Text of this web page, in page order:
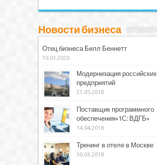
Новости бизнеса
Отец бизнеса Билл Беннетт
10.03.2020
Модернизация российских
предприятий
21.05.2018
Поставщик программного
обеспечения»1С: ВДГБ»
14.04.2018
Тренинг в отеле в Москве
30.03.2018